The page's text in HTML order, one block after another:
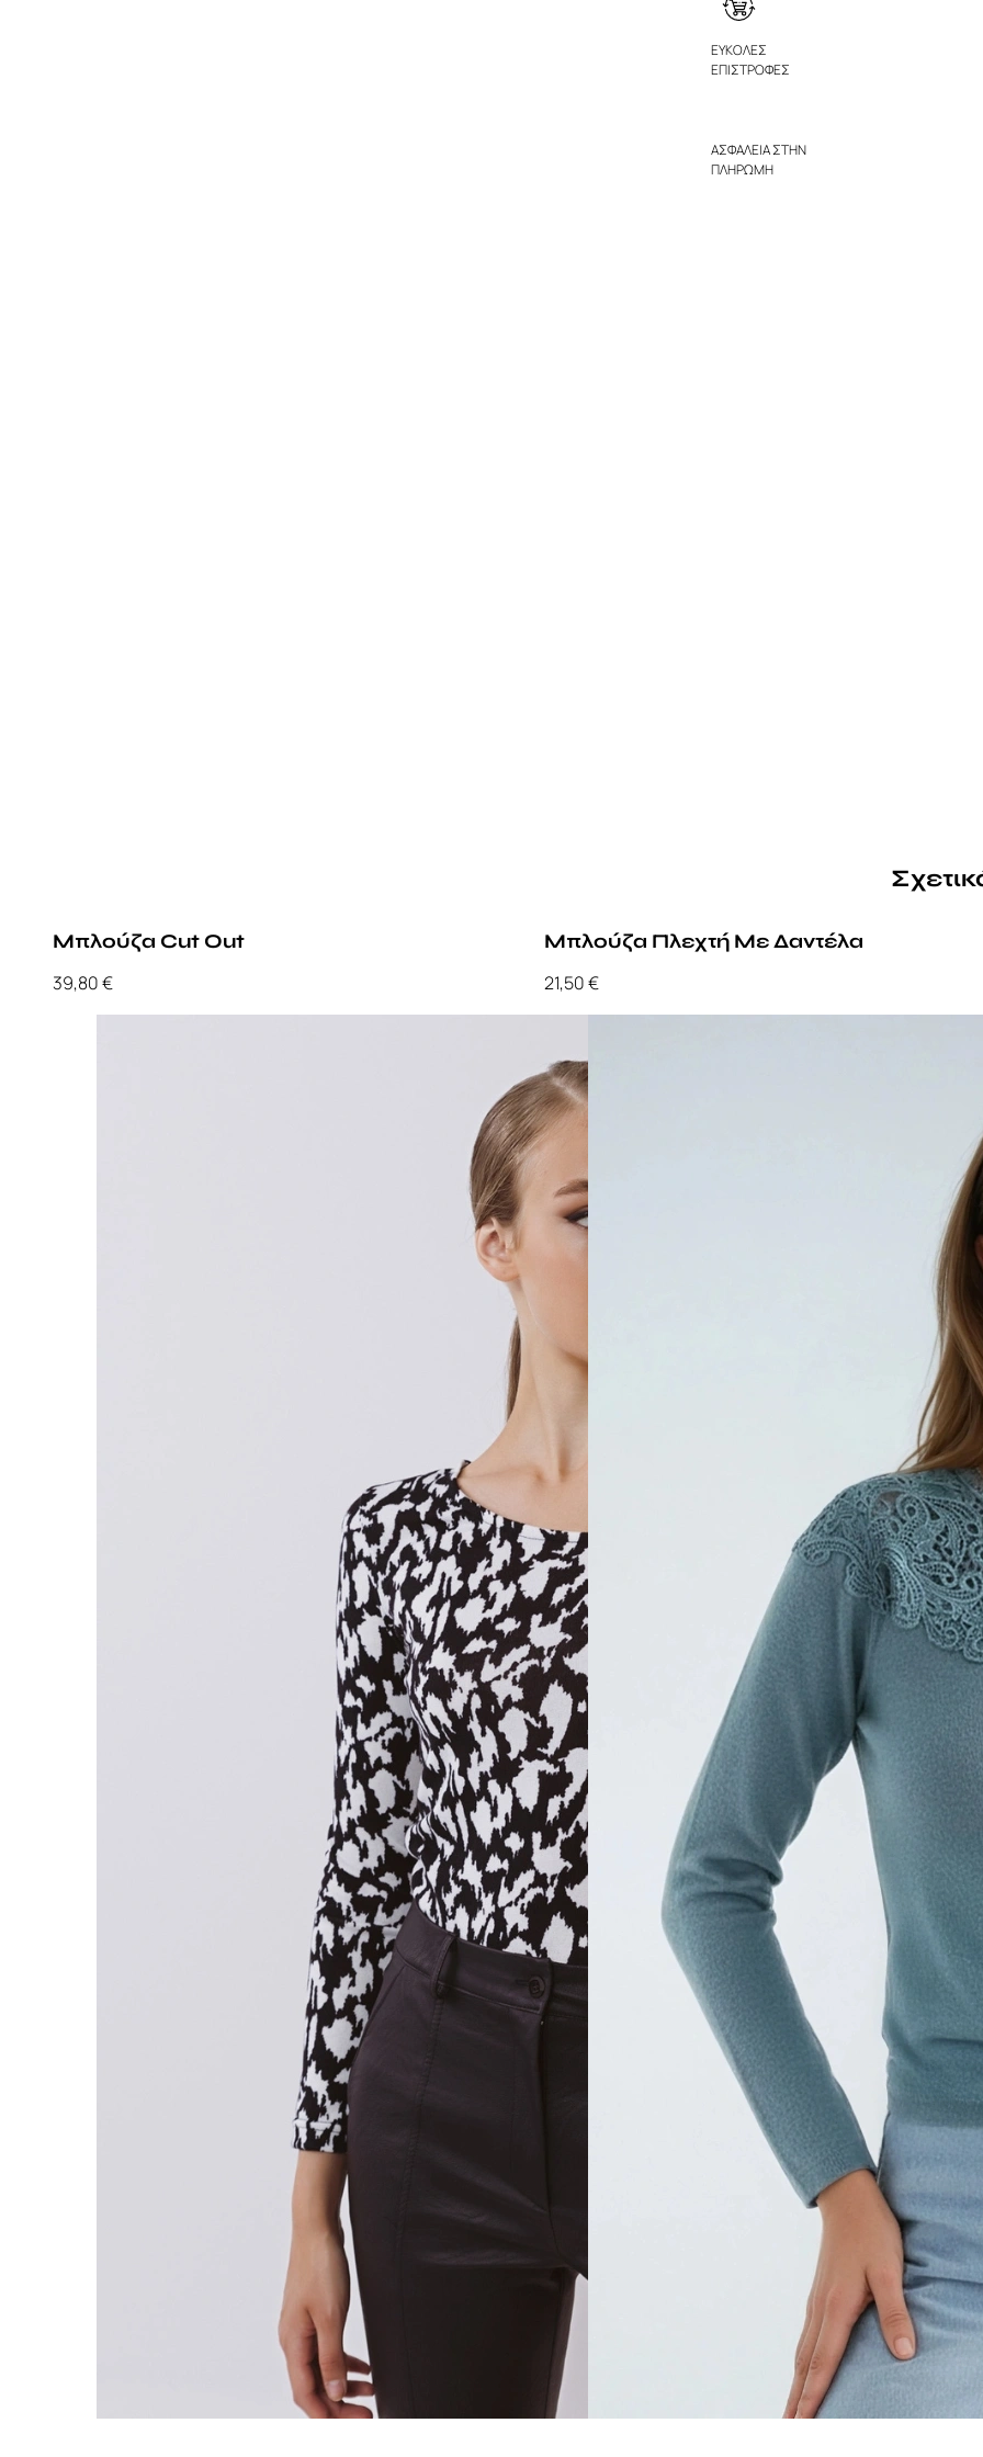
ΕΥΚΟΛΕΣ
ΕΠΙΣΤΡΟΦΕΣ
ΑΣΦΑΛΕΙΑ ΣΤΗΝ
ΠΛΗΡΩΜΗ
Μπλούζα Cut Out
39,80€
Μπλούζα Πλεχτή Με Δαντέλα
21,50€